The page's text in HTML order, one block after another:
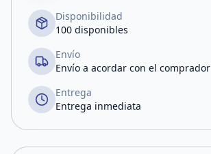
Disponibilidad
100 disponibles
Envío
Envío a acordar con el comprador
Entrega
Entrega inmediata